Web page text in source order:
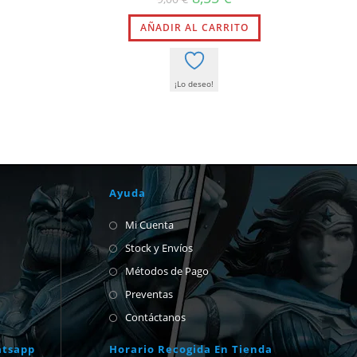
precio
original
era:
9,00 €.
precio
actual
es:
8,55 €.
AÑADIR AL CARRITO
¡Lo deseo!
Ayuda
Mi Cuenta
Stock y Envíos
Métodos de Pago
Preventas
Contáctanos
Horario Recogida En Tienda